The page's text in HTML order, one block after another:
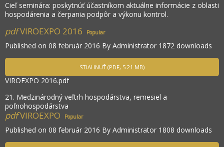
Cieľ seminára: poskytnúť účastníkom aktuálne informácie z oblasti
hospodárenia a čerpania podpôr a výkonu kontrol.
pdfVIROEXPO 2016 Popular
Published on 08 február 2016 By Administrator 1872 downloads
STIAHNUŤ (PDF, 5.21 MB)
VIROEXPO 2016.pdf
21. Medzinárodný veľtrh hospodárstva, remesiel a
poľnohospodárstva
pdfVIROEXPO Popular
Published on 08 február 2016 By Administrator 1808 downloads